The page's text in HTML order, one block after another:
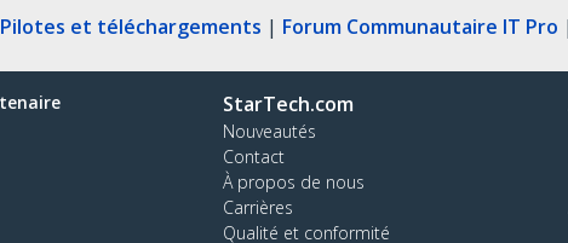
Pilotes et téléchargements | Forum Communautaire IT Pro |
StarTech.com
Nouveautés
Contact
À propos de nous
Carrières
Qualité et conformité